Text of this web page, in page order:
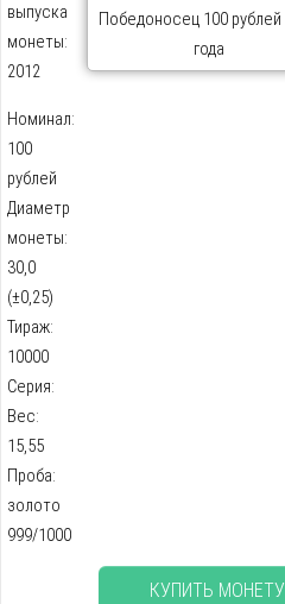
выпуска
монеты:
2012
Номинал:
100
рублей
Диаметр
монеты:
30,0
(±0,25)
Тираж:
10000
Серия:
Вес:
15,55
Проба:
золото
999/1000
КУПИТЬ МОНЕТУ